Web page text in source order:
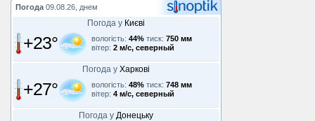
Погода 09.08.26, днем
Погода у Києві
+23° вологість: 44% тиск: 750 мм
вітер: 2 м/с, северный
Погода у Харкові
+27° вологість: 48% тиск: 748 мм
вітер: 4 м/с, северный
Погода у Донецьку